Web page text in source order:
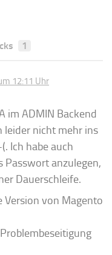
1
12:11 Uhr
im ADMIN Backend
nicht mehr ins
Ich habe auch
Passwort anzulegen,
Dauerschleife.
Version von Magento